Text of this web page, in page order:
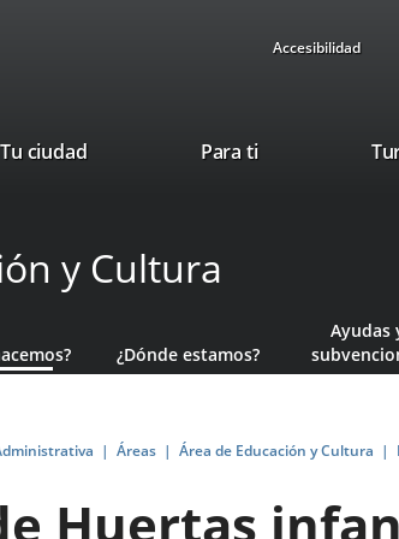
Accesibilidad
Tu ciudad Para ti
y Cultura
¿Dónde estamos?
Ayudas
Áreas Área de Educación y Cultura
Huertas